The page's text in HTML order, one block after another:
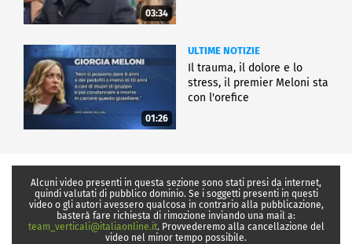
03:34
01:26
ULTIME NOTIZIE
Il trauma, il dolore e lo
stress, il premier Meloni sta
con l'orefice
Alcuni video presenti in questa sezione sono stati presi da internet,
quindi valutati di pubblico dominio. Se i soggetti presenti in questi
video o gli autori avessero qualcosa in contrario alla pubblicazione,
basterà fare richiesta di rimozione inviando una mail a:
team_verticali@italiaonline.it. Provvederemo alla cancellazione del
video nel minor tempo possibile.